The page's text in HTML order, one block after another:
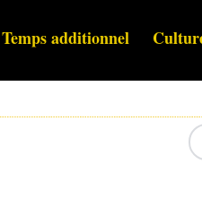
Temps additionnel